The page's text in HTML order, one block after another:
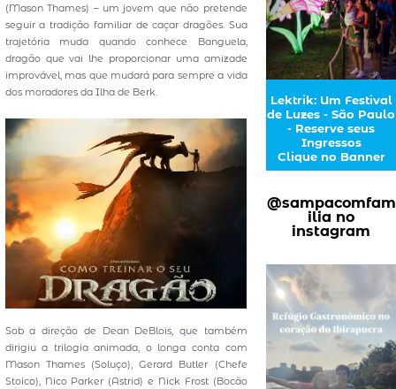
(Mason Thames) – um jovem que não pretende
seguir a tradição familiar de caçar dragões. Sua
trajetória muda quando conhece Banguela,
dragão que vai lhe proporcionar uma amizade
improvável, mas que mudará para sempre a vida
dos moradores da Ilha de Berk.
Sob a direção de Dean DeBlois, que também
dirigiu a trilogia animada, o longa conta com
Mason Thames (Soluço), Gerard Butler (Chefe
Stoico), Nico Parker (Astrid) e Nick Frost (Bocão
Lektrik: Um Festival
de Luzes - São Paulo
- Reserve seus
Ingressos
Clique no Banner
@sampacomfam
ilia no
instagram